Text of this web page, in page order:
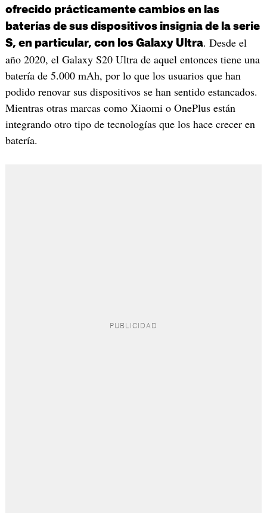
ofrecido prácticamente cambios en las
baterías de sus dispositivos insignia de la serie
S, en particular, con los Galaxy Ultra. Desde el
año 2020, el Galaxy S20 Ultra de aquel entonces tiene una
batería de 5.000 mAh, por lo que los usuarios que han
podido renovar sus dispositivos se han sentido estancados.
Mientras otras marcas como Xiaomi o OnePlus están
integrando otro tipo de tecnologías que los hace crecer en
batería.